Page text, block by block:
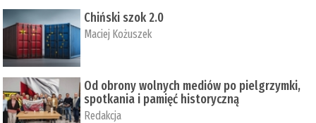
Chiński szok 2.0
Maciej Kożuszek
Od obrony wolnych mediów po pielgrzymki,
spotkania i pamięć historyczną
Redakcja